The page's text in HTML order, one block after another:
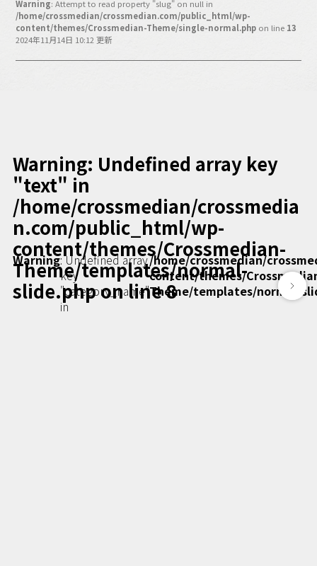
業界ビジネス
CMGNOW!
プロフェッショナル対談
ラジオ
Podcast番組
「ビジネス・ブック・アカデミー」
Podcast番組
「小早川幸一郎の編集者で経営者」
Podcast番組
「東京広報大学」
クロスメディアンとは？
Warning: Attempt to read property "slug" on null in
/home/crossmedian/crossmedian.com/public_html/wp-
content/themes/Crossmedian-Theme/single-normal.php on line 13
2024年11月14日 10:12 更新
Warning: Undefined array key
"text" in
/home/crossmedian/crossmedia
n.com/public_html/wp-
content/themes/Crossmedian-
Theme/templates/normal-
slide.phpon line8
Warning: Undefined array
key
"category_name"
in
/home/crossmedian/
content/themes/
Theme/templates/normal-